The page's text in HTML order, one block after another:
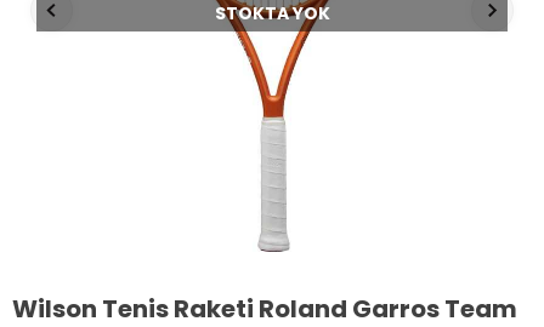
STOKTA YOK
Wilson Tenis Raketi Roland Garros Team